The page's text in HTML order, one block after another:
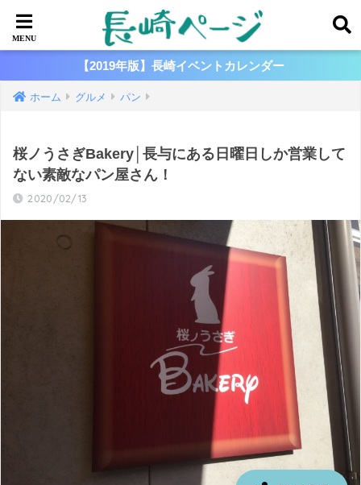
【2019年版】長崎イベントカレンダー
ホーム グルメ パン
桜ノうさぎBakery│長与にある日曜日しか営業して
ない素敵なパン屋さん！
2020/02/13